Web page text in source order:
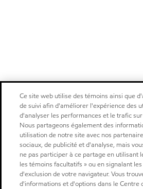
Ce site web utilise des témoins ainsi que
de suivi afin d'améliorer l'expérience des
d'analyser les performances et le trafic
Nous partageons également des
utilisation de notre site avec nos
sociaux, de publicité et d'analyse, mais
ne pas participer à ce partage en utilisant
les témoins facultatifs » ou en signalant
d'exclusion de votre navigateur. Vous
d'informations et d'options dans le Centre